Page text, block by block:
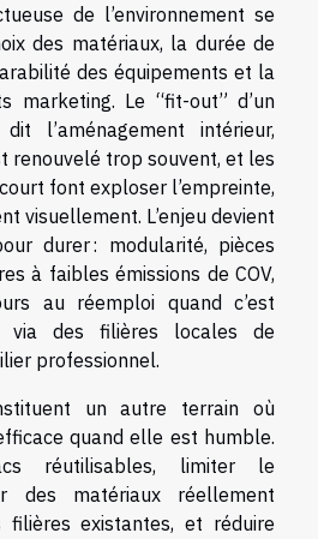
de l’environnement se
des matériaux, la durée de
des équipements et la
marketing. Le “fit-out” d’un
l’aménagement intérieur,
renouvelé trop souvent, et les
font exploser l’empreinte,
visuellement. L’enjeu devient
durer : modularité, pièces
à faibles émissions de COV,
au réemploi quand c’est
via des filières locales de
professionnel.
un autre terrain où
quand elle est humble.
réutilisables, limiter le
des matériaux réellement
existantes, et réduire